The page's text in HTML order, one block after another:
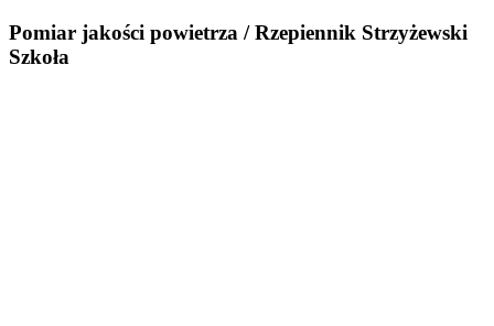
Pomiar jakości powietrza / Rzepiennik Strzyżewski
Szkoła